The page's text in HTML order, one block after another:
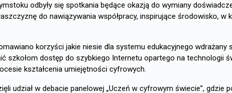
odbyły się spotkania będące okazją do wymiany
do nawiązywania współpracy, inspirujące środowisko,
korzyści jakie niesie dla systemu edukacyjnego
szkołom dostęp do szybkiego Internetu opartego na
kształcenia umiejętności cyfrowych.
udział w debacie panelowej „Uczeń w cyfrowym świecie”,